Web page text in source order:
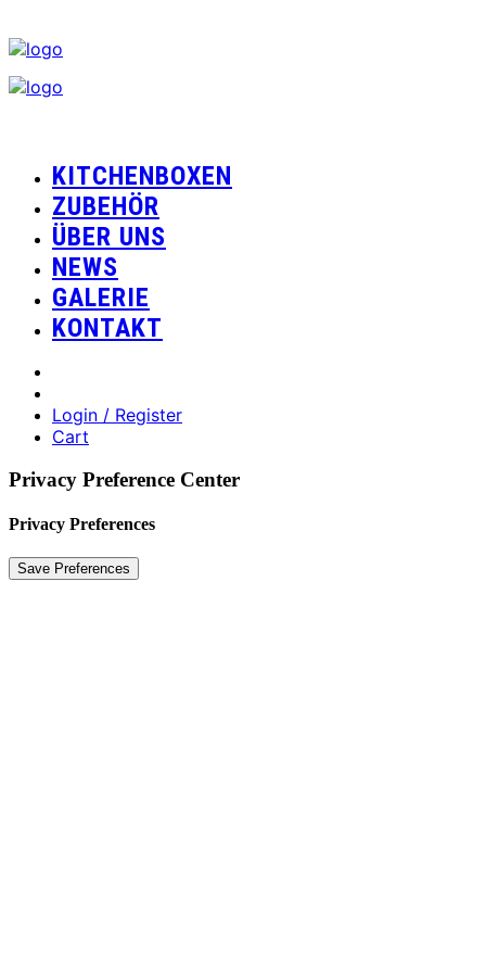
KITCHENBOXEN
ZUBEHÖR
ÜBER UNS
NEWS
GALERIE
KONTAKT
Login / Register
Cart
Privacy Preference Center
Privacy Preferences